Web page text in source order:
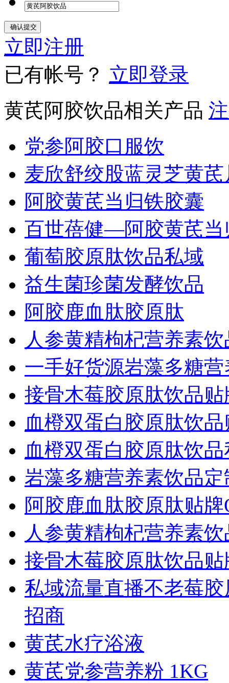
立即注册
已有帐号？ 立即登录
黄芪阿胶饮品相关产品
党参阿胶口服饮
麦欣舒绞股蓝灵芝黄芪
阿胶黄芪当归铁胶囊
百世蓓健—阿胶黄芪当
葡萄胶原肽饮品私域
益生菌珍菌发酵饮品
阿胶鹿血肽胶原肽
人参黄精枸杞营养素
一手好货源岩藻多糖
接骨木莓胶原肽饮品
血橙双蛋白胶原肽饮
血橙双蛋白胶原肽饮
岩藻多糖营养素饮品
阿胶鹿血肽胶原肽贴
人参黄精枸杞营养素
接骨木莓胶原肽饮品
私域流量直播不老莓
招商
黄芪水疗浴液
黄芪党参营养粉 1KG